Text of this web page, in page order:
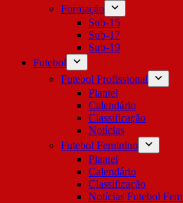
Formação
Sub-15
Sub-17
Sub-19
Futebol
Futebol Profissional
Plantel
Calendário
Classificação
Notícias
Futebol Feminino
Plantel
Calendário
Classificação
Notícias Futebol